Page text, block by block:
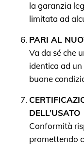
la garanzia
limitata ad
PARI AL
Va da sé che
identica ad
buone
DELL’USATO
Conformità
promettendo